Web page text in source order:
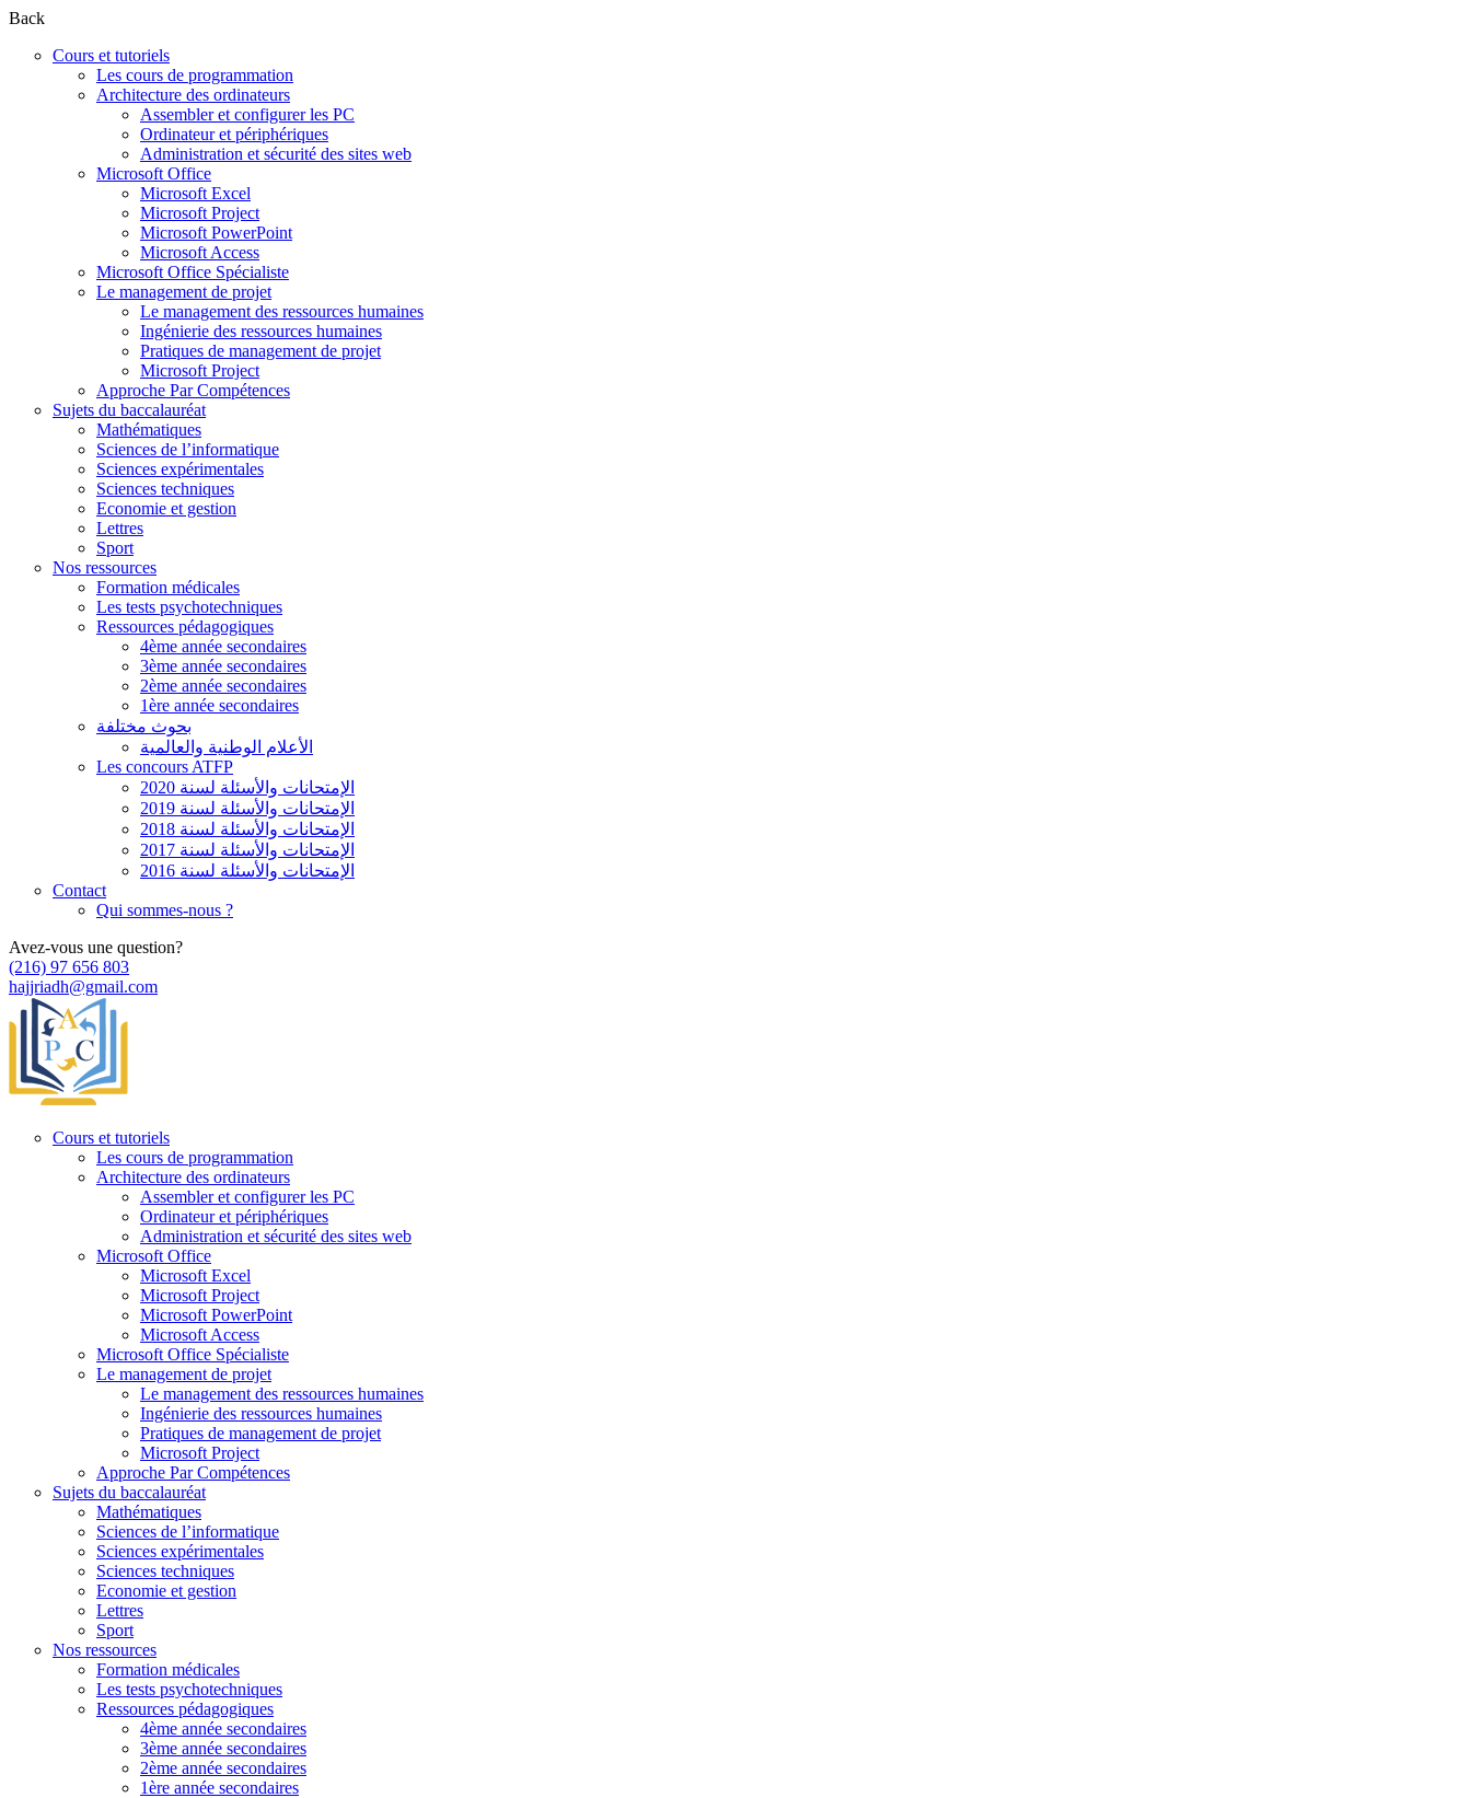
Back
Cours et tutoriels
Les cours de programmation
Architecture des ordinateurs
Assembler et configurer les PC
Ordinateur et périphériques
Administration et sécurité des sites web
Microsoft Office
Microsoft Excel
Microsoft Project
Microsoft PowerPoint
Microsoft Access
Microsoft Office Spécialiste
Le management de projet
Le management des ressources humaines
Ingénierie des ressources humaines
Pratiques de management de projet
Microsoft Project
Approche Par Compétences
Sujets du baccalauréat
Mathématiques
Sciences de l’informatique
Sciences expérimentales
Sciences techniques
Economie et gestion
Lettres
Sport
Nos ressources
Formation médicales
Les tests psychotechniques
Ressources pédagogiques
4ème année secondaires
3ème année secondaires
2ème année secondaires
1ère année secondaires
بحوث مختلفة
الأعلام الوطنية والعالمية
Les concours ATFP
الإمتحانات والأسئلة لسنة 2020
الإمتحانات والأسئلة لسنة 2019
الإمتحانات والأسئلة لسنة 2018
الإمتحانات والأسئلة لسنة 2017
الإمتحانات والأسئلة لسنة 2016
Contact
Qui sommes-nous ?
Avez-vous une question?
(216) 97 656 803
hajjriadh@gmail.com
Cours et tutoriels
Les cours de programmation
Architecture des ordinateurs
Assembler et configurer les PC
Ordinateur et périphériques
Administration et sécurité des sites web
Microsoft Office
Microsoft Excel
Microsoft Project
Microsoft PowerPoint
Microsoft Access
Microsoft Office Spécialiste
Le management de projet
Le management des ressources humaines
Ingénierie des ressources humaines
Pratiques de management de projet
Microsoft Project
Approche Par Compétences
Sujets du baccalauréat
Mathématiques
Sciences de l’informatique
Sciences expérimentales
Sciences techniques
Economie et gestion
Lettres
Sport
Nos ressources
Formation médicales
Les tests psychotechniques
Ressources pédagogiques
4ème année secondaires
3ème année secondaires
2ème année secondaires
1ère année secondaires